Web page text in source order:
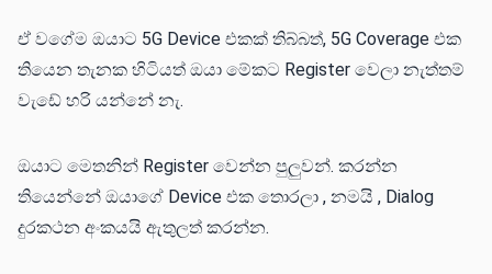
ඒ වගේම ඔයාට 5G Device එකක් තිබ්බත්, 5G Coverage එක
තියෙන තැනක හිටියත් ඔයා මේකට Register වෙලා නැත්තම්
වැඩේ හරි යන්නේ නැ.
ඔයාට මෙතනින් Register වෙන්න පුලුවන්. ‌‌කරන්න
තියෙන්නේ ඔයාගේ Device එක තොරලා , නමයි , Dialog
දුරකථන අංකයයි ඇතුලත් කරන්න.